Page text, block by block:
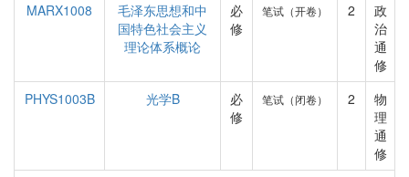
MARX1008
毛泽东思想和中
国特色社会主义
理论体系概论
必
修
笔试（开卷） 2
政
治
通
修
PHYS1003B
光学B
必
修
笔试（闭卷） 2
物
理
通
修